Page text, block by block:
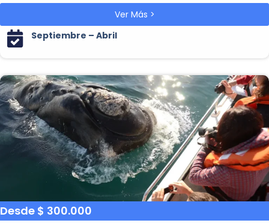
Ver Más >
Septiembre – Abril
Desde $ 300.000